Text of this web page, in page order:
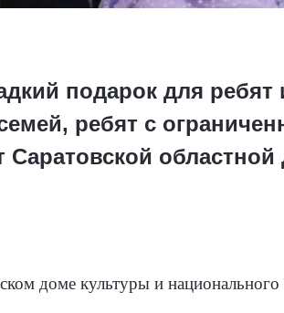
подарок для
ребят с
Саратовской
доме культуры и национального